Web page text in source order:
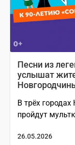
Песни из
услышат
В трёх
пройдут
26.05.2026